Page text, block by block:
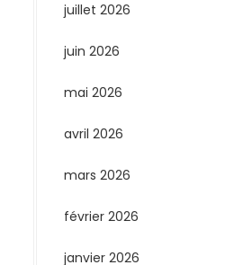
juillet 2026
juin 2026
mai 2026
avril 2026
mars 2026
février 2026
janvier 2026